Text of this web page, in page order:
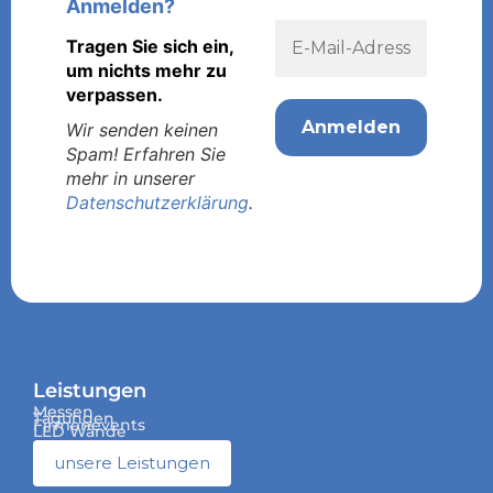
Anmelden?
Tragen Sie sich ein,
um nichts mehr zu
verpassen.
Wir senden keinen
Spam! Erfahren Sie
mehr in unserer
Datenschutzerklärung.
Leistungen
Messen
Tagungen
Firmenevents
LED Wände
unsere Leistungen